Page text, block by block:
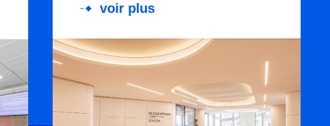
voir plus